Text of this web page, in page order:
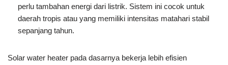
perlu tambahan energi dari listrik. Sistem ini cocok untuk
daerah tropis atau yang memiliki intensitas matahari stabil
sepanjang tahun.
Solar water heater pada dasarnya bekerja lebih efisien